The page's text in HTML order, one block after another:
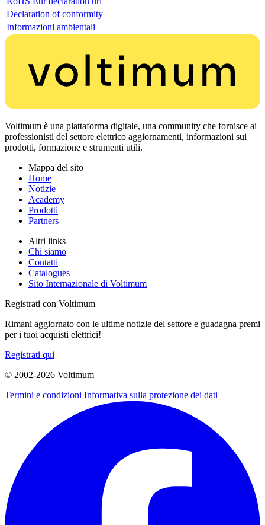
Declaration of conformity
Informazioni ambientali
Voltimum è una piattaforma digitale, una community che fornisce ai
professionisti del settore elettrico aggiornamenti, informazioni sui
prodotti, formazione e strumenti utili.
Mappa del sito
Home
Notizie
Academy
Prodotti
Partners
Altri links
Chi siamo
Contatti
Catalogues
Sito Internazionale di Voltimum
Registrati con Voltimum
Rimani aggiornato con le ultime notizie del settore e guadagna premi
per i tuoi acquisti elettrici!
Registrati qui
© 2002-2026 Voltimum
Termini e condizioni Informativa sulla protezione dei dati